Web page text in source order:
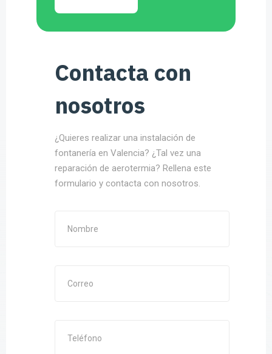
Contacta con
nosotros
¿Quieres realizar una instalación de
fontanería en Valencia? ¿Tal vez una
reparación de aerotermia? Rellena este
formulario y contacta con nosotros.